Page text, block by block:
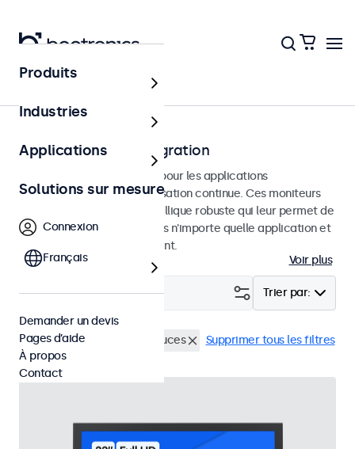
Accueil
Moniteurs pour l'intégration
Moniteurs intégrés conçus pour les applications
professionnelles et une utilisation continue. Ces moniteurs
disposent d'un châssis métallique robuste qui leur permet de
s'intégrer parfaitement dans n'importe quelle application et
n'importe quel environnement.
Voir plus
Trier par:
Filtrer (2)
Encastrable Écrans 22 pouces Supprimer tous les filtres
Produits
Industries
Applications
Solutions sur mesure
Connexion
Français
Demander un devis
Pages d’aide
À propos
Contact